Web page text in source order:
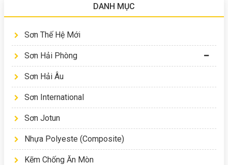
DANH MỤC
Sơn Thế Hệ Mới
Sơn Hải Phòng
Sơn Hải Âu
Sơn International
Sơn Jotun
Nhựa Polyeste (Composite)
Kẽm Chống Ăn Mòn